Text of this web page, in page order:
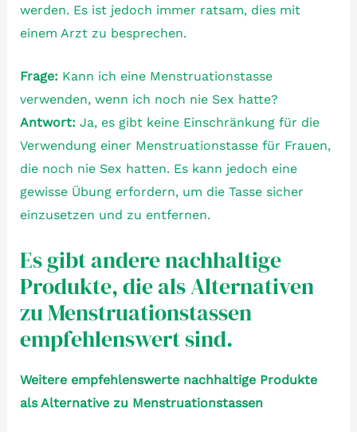
werden. Es ist jedoch immer ratsam, dies mit
einem Arzt zu besprechen.
Frage: Kann ich eine Menstruationstasse
verwenden, wenn ich noch nie Sex hatte?
Antwort: Ja, es gibt keine Einschränkung für die
Verwendung einer Menstruationstasse für Frauen,
die noch nie Sex hatten. Es kann jedoch eine
gewisse Übung erfordern, um die Tasse sicher
einzusetzen und zu entfernen.
Es gibt andere nachhaltige
Produkte, die als Alternativen
zu Menstruationstassen
empfehlenswert sind.
Weitere empfehlenswerte nachhaltige Produkte
als Alternative zu Menstruationstassen